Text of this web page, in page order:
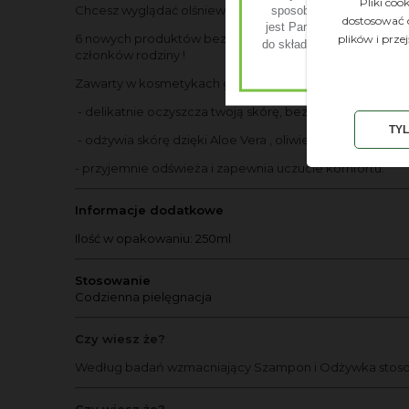
Chcesz wyglądać olśniewająco? Nowa linia
specjalnie
6 nowych produktów bez parabenów, siarczanów,
członków rodziny !
Zawarty w kosmetykach gęsty żel z roślin Aloe Vera
- delikatnie oczyszcza twoją skórę, bez usuwaniaze
- odżywia skórę dzięki Aloe Vera , oliwie z oliwek i
- przyjemnie odświeża i zapewnia uczucie komfortu.
Informacje dodatkowe
Ilość w opakowaniu: 250ml
Stosowanie
Codzienna pielęgnacja
Czy wiesz że?
Według badań wzmacniający Szampon i Odżywka
sposobie odżywiania,
jest Partnerem, który
do składania zamówień u
dostosować
plików i